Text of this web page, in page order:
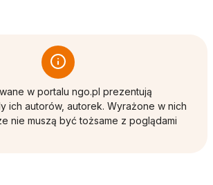
w portalu ngo.pl prezentują
ich autorów, autorek. Wyrażone w nich
nie muszą być tożsame z poglądami